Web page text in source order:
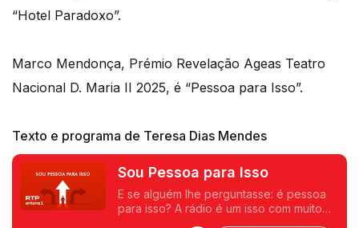
“Hotel Paradoxo”.
Marco Mendonça, Prémio Revelação Ageas Teatro
Nacional D. Maria II 2025, é “Pessoa para Isso”.
Texto e programa de Teresa Dias Mendes
Sou Pessoa para Isso
E se alguém lhe perguntasse: é pessoa
para isso? A rádio é um isso com muito